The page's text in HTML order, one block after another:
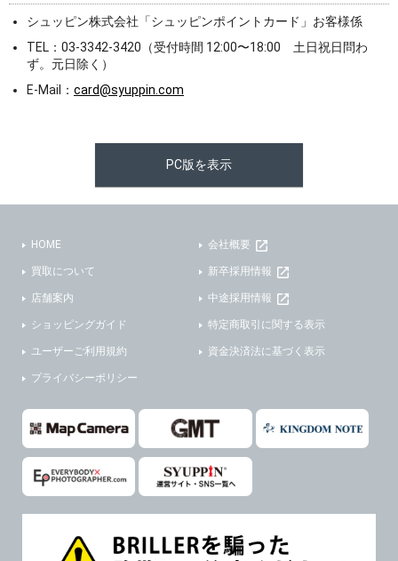
シュッピン株式会社「シュッピンポイントカード」お客様係
TEL：03-3342-3420（受付時間 12:00〜18:00 土日祝日問わ
ず。元日除く）
E-Mail： card@syuppin.com
PC版を表示
HOME
買取について
店舗案内
ショッピングガイド
ユーザーご利用規約
プライバシーポリシー
会社概要
新卒採用情報
中途採用情報
特定商取引に関する表示
資金決済法に基づく表示